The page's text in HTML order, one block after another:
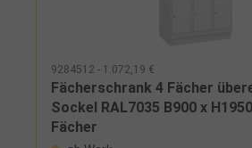
9284512 - 1.072,19 €
Fächerschrank 4 Fächer
Sockel RAL7035 B900 x
Fächer